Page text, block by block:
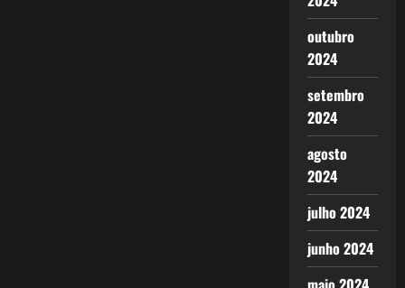
outubro
2024
setembro
2024
agosto
2024
julho 2024
junho 2024